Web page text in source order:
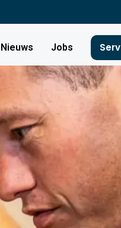
Nieuws Jobs